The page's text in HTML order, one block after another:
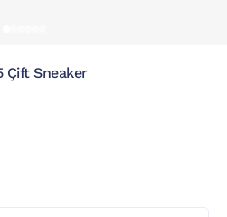
Çift Sneaker